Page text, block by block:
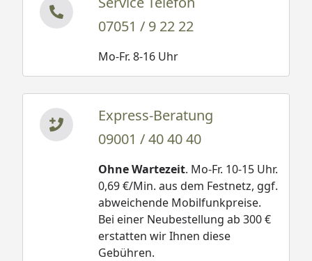
07051 / 9 22 22
Mo-Fr. 8-16 Uhr
Express-Beratung
09001 / 40 40 40
Ohne Wartezeit. Mo-Fr. 10-15 Uhr.
0,69 €/Min. aus dem Festnetz, ggf.
abweichende Mobilfunkpreise.
Bei einer Neubestellung ab 300 €
erstatten wir Ihnen diese
Gebühren.